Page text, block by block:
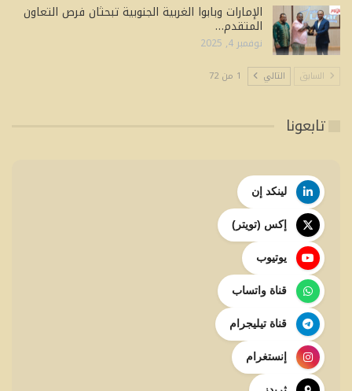
الإمارات وبابوا الغربية الجنوبية تبحثان فرص التعاون
المتقدم…
نوفمبر 4, 2025
السابق التالي 1 من 72
تابعونا
لينكد إن
إكس (تويتر)
يوتيوب
قناة واتساب
قناة تيليجرام
إنستغرام